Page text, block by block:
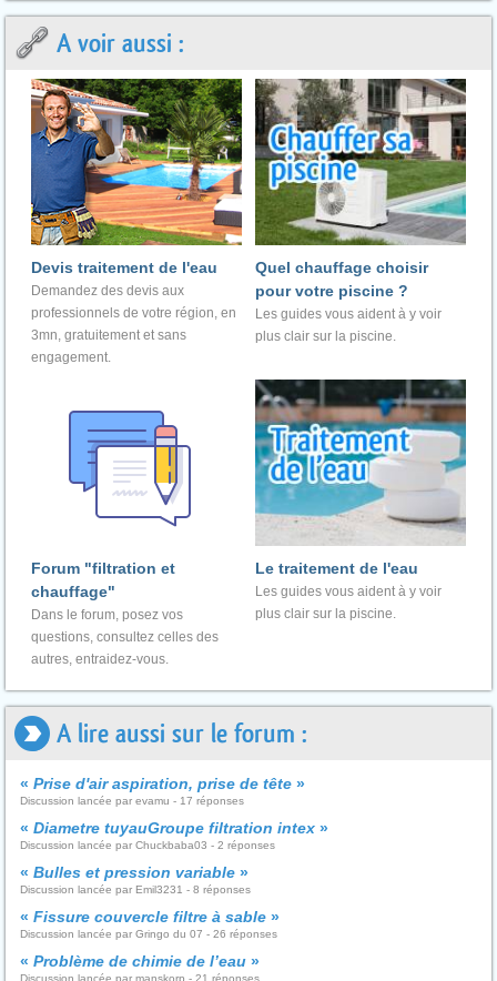
A voir aussi :
Devis traitement de l'eau
Demandez des devis aux
professionnels de votre région, en
3mn, gratuitement et sans
engagement.
Quel chauffage choisir
pour votre piscine ?
Les guides vous aident à y voir
plus clair sur la piscine.
Forum "filtration et
chauffage"
Dans le forum, posez vos
questions, consultez celles des
autres, entraidez-vous.
Le traitement de l'eau
Les guides vous aident à y voir
plus clair sur la piscine.
A lire aussi sur le forum :
« Prise d'air aspiration, prise de tête »
Discussion lancée par evamu - 17 réponses
« Diametre tuyauGroupe filtration intex »
Discussion lancée par Chuckbaba03 - 2 réponses
« Bulles et pression variable »
Discussion lancée par Emil3231 - 8 réponses
« Fissure couvercle filtre à sable »
Discussion lancée par Gringo du 07 - 26 réponses
« Problème de chimie de l’eau »
Discussion lancée par manskorp - 21 réponses